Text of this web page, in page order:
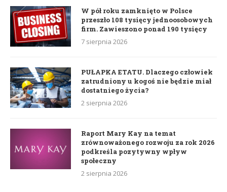
W pół roku zamknięto w Polsce
przeszło 108 tysięcy jednoosobowych
firm. Zawieszono ponad 190 tysięcy
7 sierpnia 2026
PUŁAPKA ETATU. Dlaczego człowiek
zatrudniony u kogoś nie będzie miał
dostatniego życia?
2 sierpnia 2026
Raport Mary Kay na temat
zrównoważonego rozwoju za rok 2026
podkreśla pozytywny wpływ
społeczny
2 sierpnia 2026